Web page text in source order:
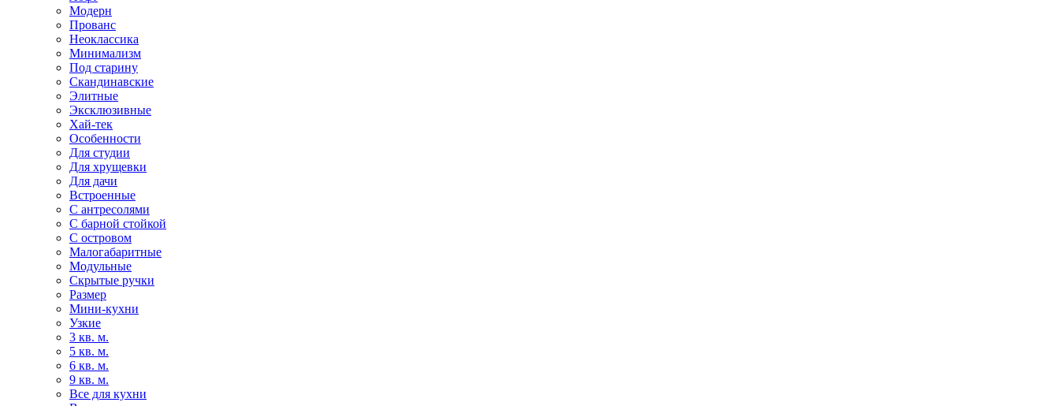
Модерн
Прованс
Неоклассика
Минимализм
Под старину
Скандинавские
Элитные
Эксклюзивные
Хай-тек
Особенности
Для студии
Для хрущевки
Для дачи
Встроенные
С антресолями
С барной стойкой
С островом
Малогабаритные
Модульные
Скрытые ручки
Размер
Мини-кухни
Узкие
3 кв. м.
5 кв. м.
6 кв. м.
9 кв. м.
Все для кухни